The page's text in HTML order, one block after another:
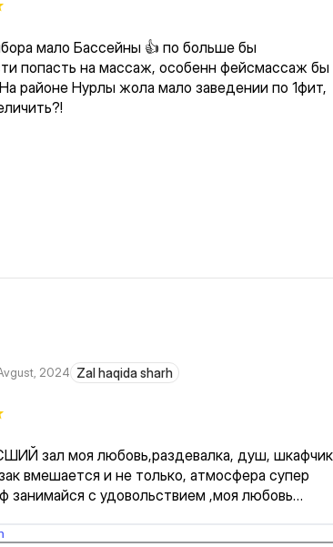
мало Бассейны 👍 по больше бы
особенн фейсмассаж бы
районе Нурлы жола мало заведении по 1фит,
увеличить?!
2024 Zal haqida sharh
зал моя любовь,раздевалка, душ,
вмешается и не только, атмосфера супер
занимайся с удовольствием ,моя любовь